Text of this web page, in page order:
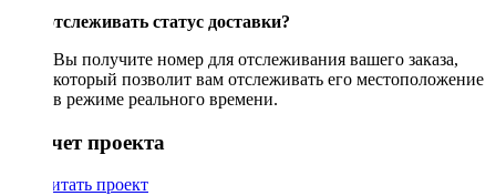
Как отслеживать статус доставки?
Вы получите номер для отслеживания вашего заказа,
который позволит вам отслеживать его местоположение
в режиме реального времени.
Рассчет проекта
Рассчитать проект